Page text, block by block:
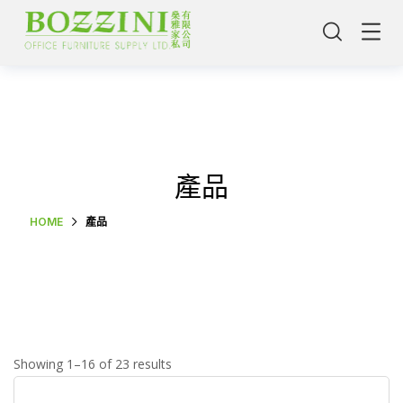
產品
HOME 產品
Showing 1–16 of 23 results